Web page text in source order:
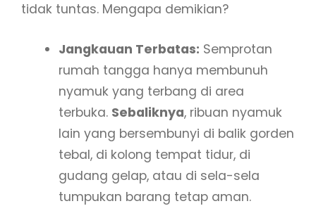
tidak tuntas. Mengapa demikian?
Jangkauan Terbatas: Semprotan
rumah tangga hanya membunuh
nyamuk yang terbang di area
terbuka. Sebaliknya, ribuan nyamuk
lain yang bersembunyi di balik gorden
tebal, di kolong tempat tidur, di
gudang gelap, atau di sela-sela
tumpukan barang tetap aman.